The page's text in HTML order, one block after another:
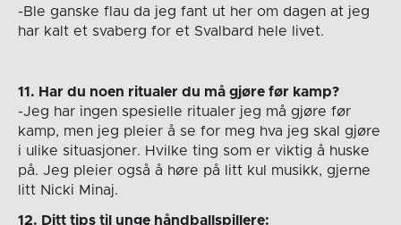
-Ble ganske flau da jeg fant ut her om dagen at jeg
har kalt et svaberg for et Svalbard hele livet.
11. Har du noen ritualer du må gjøre før kamp?
-Jeg har ingen spesielle ritualer jeg må gjøre før
kamp, men jeg pleier å se for meg hva jeg skal gjøre
i ulike situasjoner. Hvilke ting som er viktig å huske
på. Jeg pleier også å høre på litt kul musikk, gjerne
litt Nicki Minaj.
12. Ditt tips til unge håndballspillere: